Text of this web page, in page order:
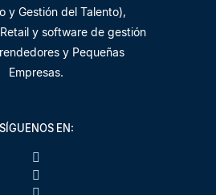
y Gestión del Talento),
y software de gestión
y Pequeñas
Empresas.
SÍGUENOS EN: